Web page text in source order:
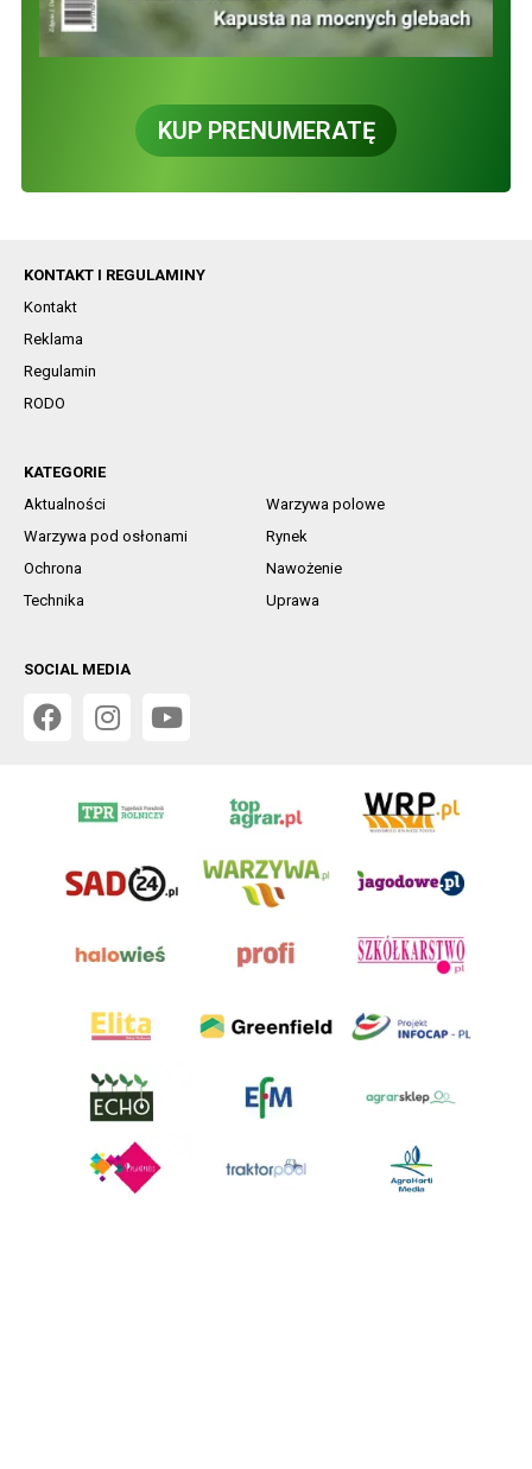
KUP PRENUMERATĘ
KONTAKT I REGULAMINY
Kontakt
Reklama
Regulamin
RODO
KATEGORIE
Aktualności
Warzywa polowe
Warzywa pod osłonami
Rynek
Ochrona
Nawożenie
Technika
Uprawa
SOCIAL MEDIA